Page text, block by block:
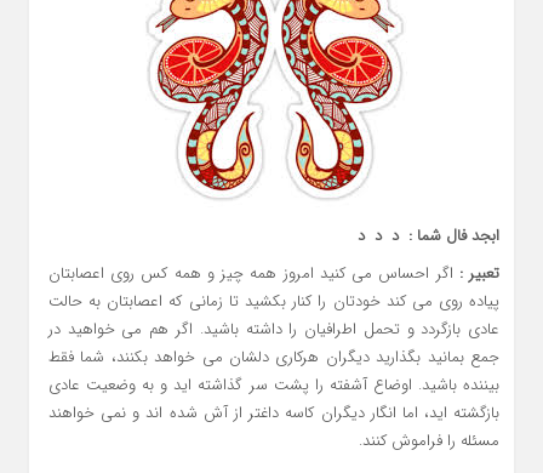
ابجد فال شما : د د د
تعبیر : اگر احساس می کنید امروز همه چیز و همه کس روی اعصابتان
پیاده روی می کند خودتان را کنار بکشید تا زمانی که اعصابتان به حالت
عادی بازگردد و تحمل اطرافیان را داشته باشید. اگر هم می خواهید در
جمع بمانید بگذارید دیگران هرکاری دلشان می خواهد بکنند، شما فقط
بیننده باشید. اوضاع آشفته را پشت سر گذاشته اید و به وضعیت عادی
بازگشته اید، اما انگار دیگران کاسه داغتر از آش شده اند و نمی خواهند
مسئله را فراموش کنند.